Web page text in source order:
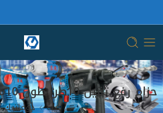
حزام رفع ثقيل 10طن طول 10متر دبل اوول سيف
بيت دوماتيك